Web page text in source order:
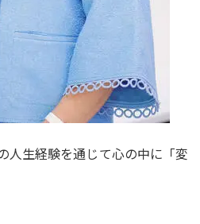
人生経験を通じて心の中に「変